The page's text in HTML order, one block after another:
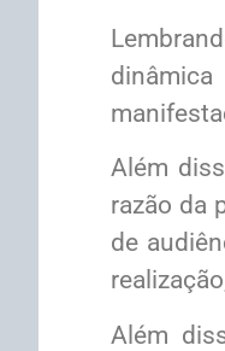
Além
razão da
de
Além